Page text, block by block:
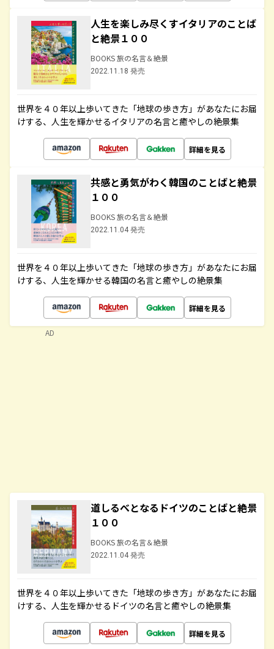
人生を楽しみ尽くすイタリアのことば
と絶景１００
BOOKS 旅の名言＆絶景
2022.11.18 発売
世界を４０年以上歩いてきた「地球の歩き方」があなたにお届
けする、人生を輝かせるイタリアの名言と癒やしの絶景集
詳細を見る
共感と勇気がわく韓国のことばと絶景
１００
BOOKS 旅の名言＆絶景
2022.11.04 発売
世界を４０年以上歩いてきた「地球の歩き方」があなたにお届
けする、人生を輝かせる韓国の名言と癒やしの絶景集
詳細を見る
道しるべとなるドイツのことばと絶景
１００
BOOKS 旅の名言＆絶景
2022.11.04 発売
世界を４０年以上歩いてきた「地球の歩き方」があなたにお届
けする、人生を輝かせるドイツの名言と癒やしの絶景集
詳細を見る
AD